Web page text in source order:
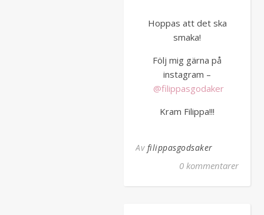
Hoppas att det ska
smaka!
Följ mig gärna på
instagram –
@filippasgodaker
Kram Filippa!!!
Av filippasgodsaker
0 kommentarer